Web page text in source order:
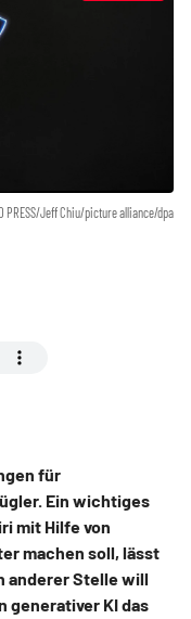
PRESS/Jeff Chiu/picture alliance/dpa
für
Ein wichtiges
mit Hilfe von
machen soll, lässt
anderer Stelle will
generativer KI das